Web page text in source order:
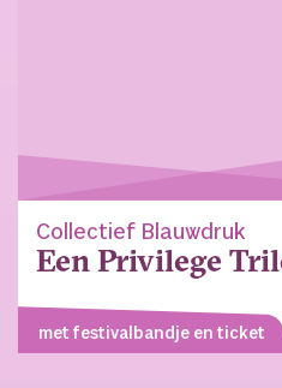
Collectief Blauwdruk
Een Privilege
met festivalbandje en ticket